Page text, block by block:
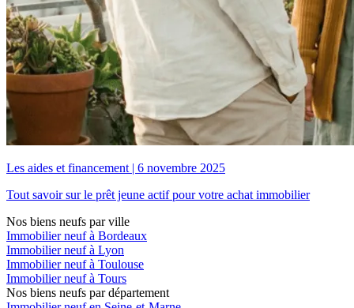
Les aides et financement | 6 novembre 2025
Tout savoir sur le prêt jeune actif pour votre achat immobilier
Nos biens neufs par ville
Immobilier neuf à Bordeaux
Immobilier neuf à Lyon
Immobilier neuf à Toulouse
Immobilier neuf à Tours
Nos biens neufs par département